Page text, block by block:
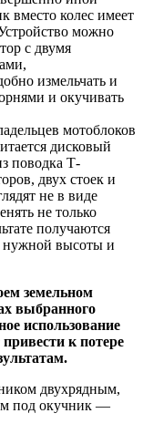
вместо колес имеет
можно
с двумя
измельчать и
и окучивать
мотоблоков
дисковый
поводка Т-
двух стоек и
не в виде
не только
получаются
нужной высоты и
земельном
выбранного
использование
к потере